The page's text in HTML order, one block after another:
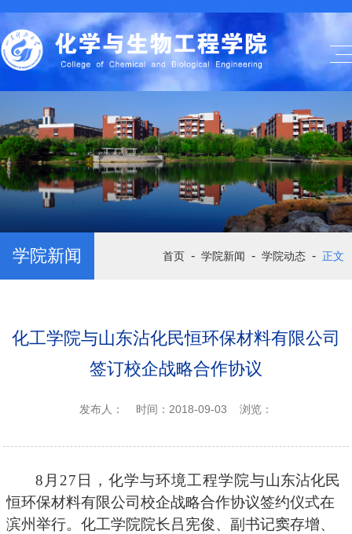
学院新闻 首页 - 学院新闻 - 学院动态 - 正文
化工学院与山东沾化民恒环保材料有限公司
签订校企战略合作协议
发布人： 时间：2018-09-03 浏览：
8月27 日，化学与环境工程学院与山东沾化民
恒环保材料有限公司校企战略合作协议签约仪式在
滨州举行。化工学院院长吕宪俊、副书记窦存增、